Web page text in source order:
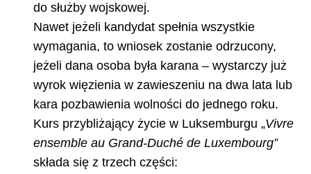
do służby wojskowej.
Nawet jeżeli kandydat spełnia wszystkie
wymagania, to wniosek zostanie odrzucony,
jeżeli dana osoba była karana – wystarczy już
wyrok więzienia w zawieszeniu na dwa lata lub
kara pozbawienia wolności do jednego roku.
Kurs przybliżający życie w Luksemburgu „Vivre
ensemble au Grand-Duché de Luxembourg”
składa się z trzech części: